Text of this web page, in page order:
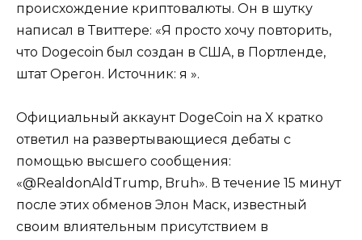
происхождение криптовалюты. Он в шутку
написал в Твиттере: «Я просто хочу повторить,
что Dogecoin был создан в США, в Портленде,
штат Орегон. Источник: я ».
Официальный аккаунт DogeCoin на X кратко
ответил на развертывающиеся дебаты с
помощью высшего сообщения:
«@RealdonAldTrump, Bruh». В течение 15 минут
после этих обменов Элон Маск, известный
своим влиятельным присутствием в